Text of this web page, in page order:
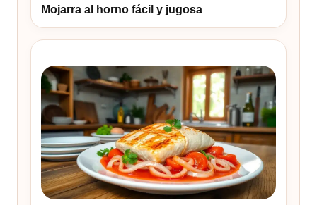
Mojarra al horno fácil y jugosa